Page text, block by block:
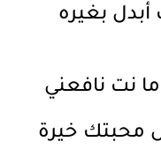
بغيره
نت نافعني
محبتك خيرة